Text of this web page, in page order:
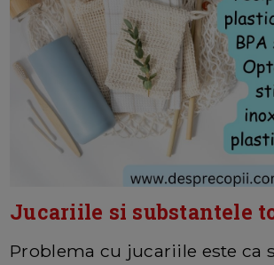
Jucariile si substantele
Problema cu jucariile este ca